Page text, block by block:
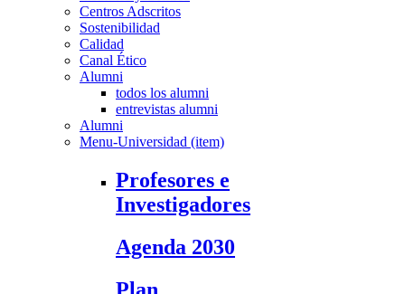
Centros Adscritos
Sostenibilidad
Calidad
Canal Ético
Alumni
todos los alumni
entrevistas alumni
Alumni
Menu-Universidad (item)
Profesores e
Investigadores
Agenda 2030
Plan